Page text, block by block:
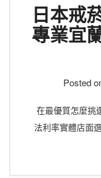
日本戒
專業宜
Posted
在最優質怎麼挑
法利率實體店面